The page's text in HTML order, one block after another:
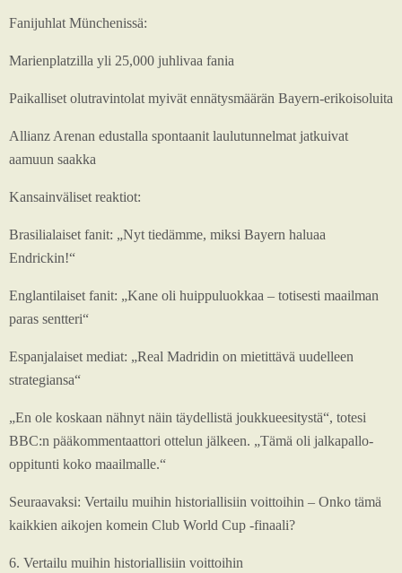
Fanijuhlat Münchenissä:
Marienplatzilla yli 25,000 juhlivaa fania
Paikalliset olutravintolat myivät ennätysmäärän Bayern-erikoisoluita
Allianz Arenan edustalla spontaanit laulutunnelmat jatkuivat
aamuun saakka
Kansainväliset reaktiot:
Brasilialaiset fanit: „Nyt tiedämme, miksi Bayern haluaa
Endrickin!“
Englantilaiset fanit: „Kane oli huippuluokkaa – totisesti maailman
paras sentteri“
Espanjalaiset mediat: „Real Madridin on mietittävä uudelleen
strategiansa“
„En ole koskaan nähnyt näin täydellistä joukkueesitystä“, totesi
BBC:n pääkommentaattori ottelun jälkeen. „Tämä oli jalkapallo-
oppitunti koko maailmalle.“
Seuraavaksi: Vertailu muihin historiallisiin voittoihin – Onko tämä
kaikkien aikojen komein Club World Cup -finaali?
6. Vertailu muihin historiallisiin voittoihin